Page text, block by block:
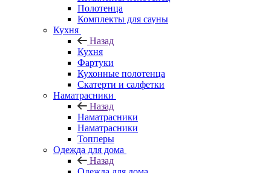
Полотенца
Комплекты для сауны
Кухня
Назад
Кухня
Фартуки
Кухонные полотенца
Скатерти и салфетки
Наматрасники
Назад
Наматрасники
Наматрасники
Топперы
Одежда для дома
Назад